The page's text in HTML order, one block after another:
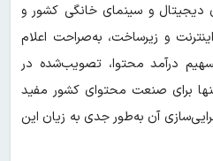
دیجیتال و سینمای خانگی کشور و
و زیرساخت، به‌صراحت اعلام
درآمد محتوا، تصویب‌شده در
برای صنعت محتوای کشور مفید
آن به‌طور جدی به زیان این